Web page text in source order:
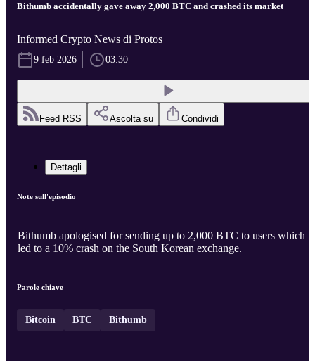
Bithumb accidentally gave away 2,000 BTC and crashed its market
Informed Crypto News di Protos
9 feb 2026 03:30
Feed RSS Ascolta su Condividi
Dettagli
Note sull'episodio
Bithumb apologised for sending up to 2,000 BTC to users which
led to a 10% crash on the South Korean exchange.
Parole chiave
Bitcoin BTC Bithumb